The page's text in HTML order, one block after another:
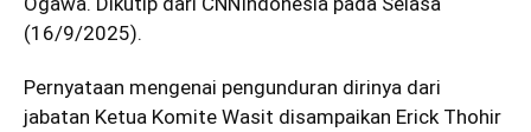
(16/9/2025).
Pernyataan mengenai pengunduran dirinya dari
jabatan Ketua Komite Wasit disampaikan Erick Thohir